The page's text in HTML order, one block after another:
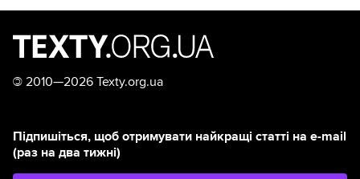
© 2010—2026 Texty.org.ua
Підпишіться, щоб отримувати найкращі статті на e-mail
(раз на два тижні)